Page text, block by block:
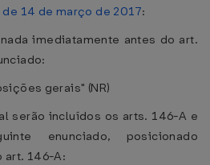
de 14 de março de 2017:
imediatamente antes do art.
gerais" (NR)
serão incluídos os arts. 146-A e
enunciado, posicionado
art. 146-A: